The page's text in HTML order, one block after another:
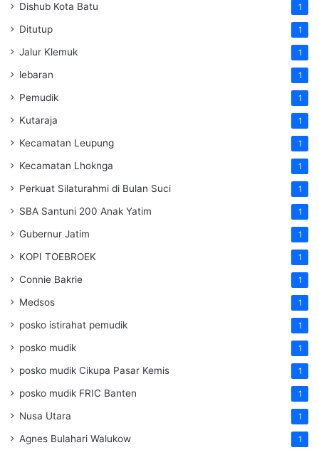
Dishub Kota Batu 1
Ditutup 1
Jalur Klemuk 1
lebaran 1
Pemudik 1
Kutaraja 1
Kecamatan Leupung 1
Kecamatan Lhoknga 1
Perkuat Silaturahmi di Bulan Suci 1
SBA Santuni 200 Anak Yatim 1
Gubernur Jatim 1
KOPI TOEBROEK 1
Connie Bakrie 1
Medsos 1
posko istirahat pemudik 1
posko mudik 1
posko mudik Cikupa Pasar Kemis 1
posko mudik FRIC Banten 1
Nusa Utara 1
Agnes Bulahari Walukow 1